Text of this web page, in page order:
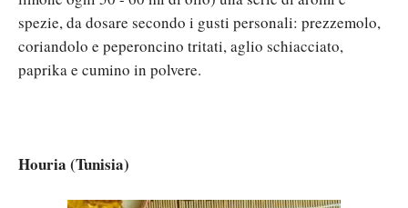
spezie, da dosare secondo i gusti personali: prezzemolo,
coriandolo e peperoncino tritati, aglio schiacciato,
paprika e cumino in polvere.
Houria (Tunisia)